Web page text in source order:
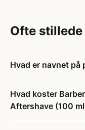
Ofte
Hvad er navnet på
Hvad koster
Aftershave (100